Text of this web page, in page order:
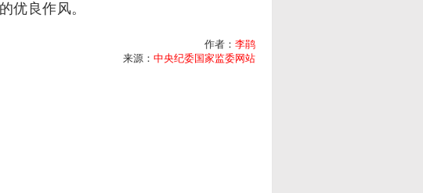
优良作风。
作者： 李鹃
来源： 中央纪委国家监委网站